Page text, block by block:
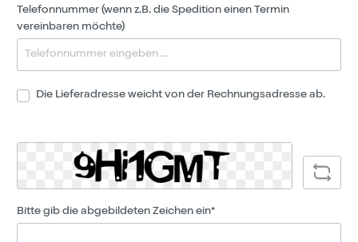
Telefonnummer (wenn z.B. die Spedition einen Termin
vereinbaren möchte)
Die Lieferadresse weicht von der Rechnungsadresse ab.
Bitte gib die abgebildeten Zeichen ein*